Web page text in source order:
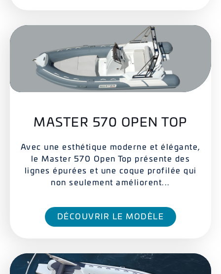
MASTER 570 OPEN TOP
Avec une esthétique moderne et élégante,
le Master 570 Open Top présente des
lignes épurées et une coque profilée qui
non seulement améliorent...
DÉCOUVRIR LE MODÈLE